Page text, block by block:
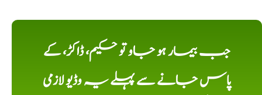
جب بیمار ہو جاو تو حکیم، ڈاکڑ، کے
پاس جانے سے پہلے یہ وڈیو لازمی